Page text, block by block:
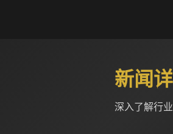
新闻
深入了解行